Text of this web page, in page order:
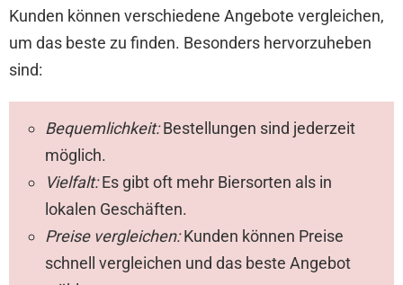
Kunden können verschiedene Angebote vergleichen,
um das beste zu finden. Besonders hervorzuheben
sind:
Bequemlichkeit:Bestellungen sind jederzeit
möglich.
Vielfalt:Es gibt oft mehr Biersorten als in
lokalen Geschäften.
Preise vergleichen:Kunden können Preise
schnell vergleichen und das beste Angebot